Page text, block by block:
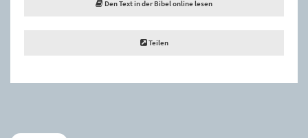
Den Text in der Bibel online lesen
Teilen